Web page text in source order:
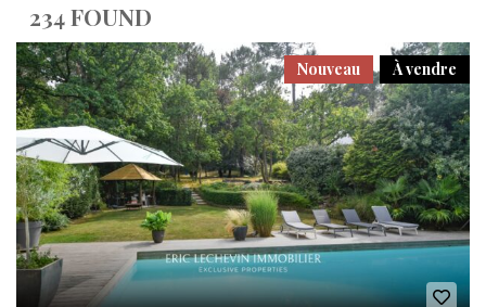
234 FOUND
À vendre
Nouveau